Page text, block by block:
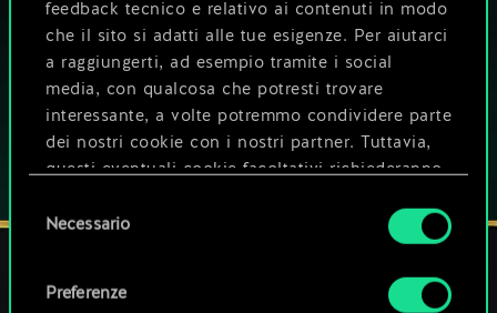
feedback tecnico e relativo ai contenuti in modo
che il sito si adatti alle tue esigenze. Per aiutarci
a raggiungerti, ad esempio tramite i social
media, con qualcosa che potresti trovare
interessante, a volte potremmo condividere parte
dei nostri cookie con i nostri partner. Tuttavia,
questi eventuali cookie facoltativi richiederanno
Tutti i dettagli su come utilizziamo i cookie e su
disponibili nel menu "Impostazioni" qui sotto.
delNecessario
Preferenze
Questo titolo offre acquisti all'interno del gioco.
GIOCA ANCHE SU